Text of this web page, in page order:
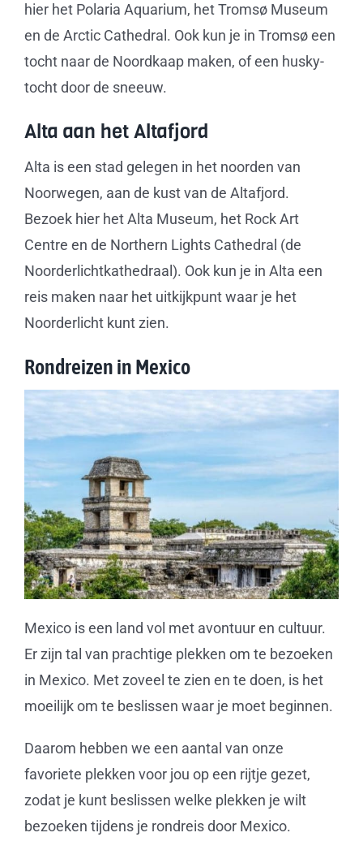
hier het Polaria Aquarium, het Tromsø Museum
en de Arctic Cathedral. Ook kun je in Tromsø een
tocht naar de Noordkaap maken, of een husky-
tocht door de sneeuw.
Alta aan het Altafjord
Alta is een stad gelegen in het noorden van
Noorwegen, aan de kust van de Altafjord.
Bezoek hier het Alta Museum, het Rock Art
Centre en de Northern Lights Cathedral (de
Noorderlichtkathedraal). Ook kun je in Alta een
reis maken naar het uitkijkpunt waar je het
Noorderlicht kunt zien.
Rondreizen in Mexico
Mexico is een land vol met avontuur en cultuur.
Er zijn tal van prachtige plekken om te bezoeken
in Mexico. Met zoveel te zien en te doen, is het
moeilijk om te beslissen waar je moet beginnen.
Daarom hebben we een aantal van onze
favoriete plekken voor jou op een rijtje gezet,
zodat je kunt beslissen welke plekken je wilt
bezoeken tijdens je rondreis door Mexico.